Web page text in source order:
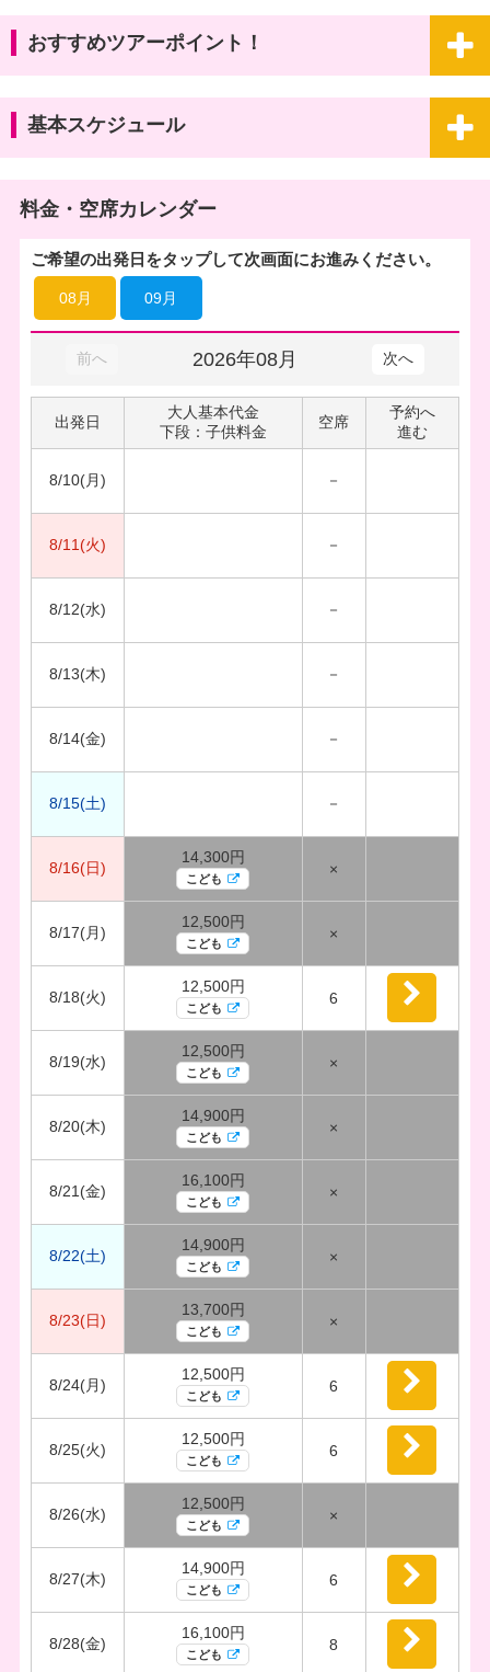
おすすめツアーポイント！
基本スケジュール
料金・空席カレンダー
ご希望の出発日をタップして次画面にお進みください。
08月 09月
前へ 2026年08月 次へ
出発日
大人基本代金
下段：子供料金
空席
予約へ
進む
8/10(月) －
8/11(火) －
8/12(水) －
8/13(木) －
8/14(金) －
8/15(土) －
8/16(日)
14,300円
こども
×
8/17(月)
12,500円
こども
×
8/18(火)
12,500円
こども
6
8/19(水)
12,500円
こども
×
8/20(木)
14,900円
こども
×
8/21(金)
16,100円
こども
×
8/22(土)
14,900円
こども
×
8/23(日)
13,700円
こども
×
8/24(月)
12,500円
こども
6
8/25(火)
12,500円
こども
6
8/26(水)
12,500円
こども
×
8/27(木)
14,900円
こども
6
8/28(金)
16,100円
こども
8